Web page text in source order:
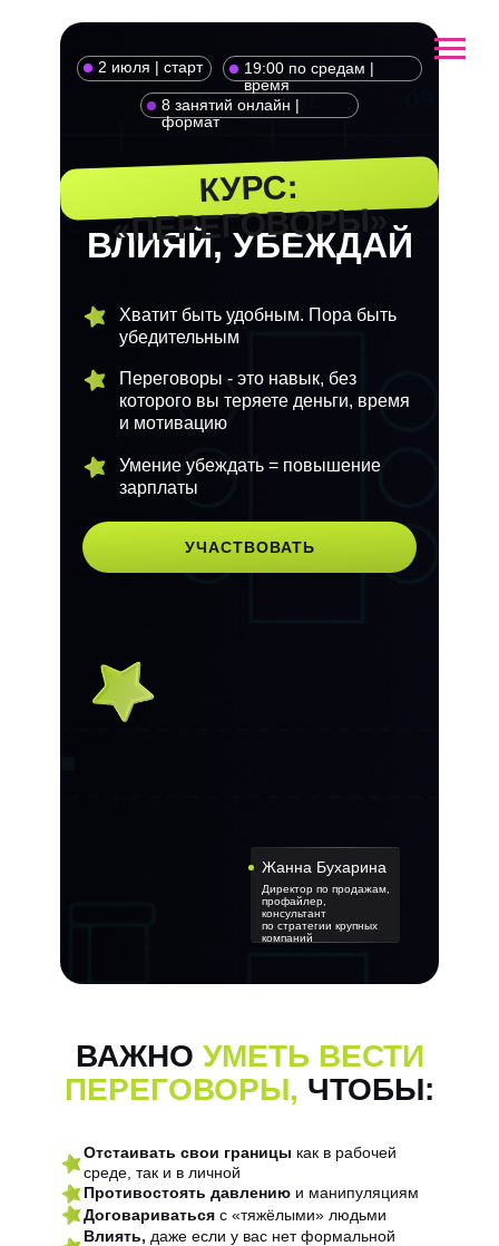
Жанна Бухарина
Директор по продажам,
профайлер,
консультант
по стратегии крупных
компаний
8 занятий онлайн |
формат
19:00 по средам |
время
2 июля | старт
ВЛИЯЙ, УБЕЖДАЙ
Умение убеждать = повышение
зарплаты
Переговоры - это навык, без
которого вы теряете деньги, время
и мотивацию
Хватит быть удобным. Пора быть
убедительным
УЧАСТВОВАТЬ
КУРС:
«ПЕРЕГОВОРЫ»
ВАЖНО УМЕТЬ ВЕСТИ
ПЕРЕГОВОРЫ, ЧТОБЫ:
Отстаивать свои границы как в рабочей
среде, так и в личной
Противостоять давлению и манипуляциям
Договариваться с «тяжёлыми» людьми
Влиять, даже если у вас нет формальной